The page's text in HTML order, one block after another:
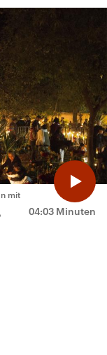
04:03 Minuten
mit